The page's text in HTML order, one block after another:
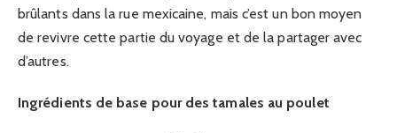
brûlants dans la rue mexicaine, mais c’est un bon moyen
de revivre cette partie du voyage et de la partager avec
d’autres.
Ingrédients de base pour des tamales au poulet